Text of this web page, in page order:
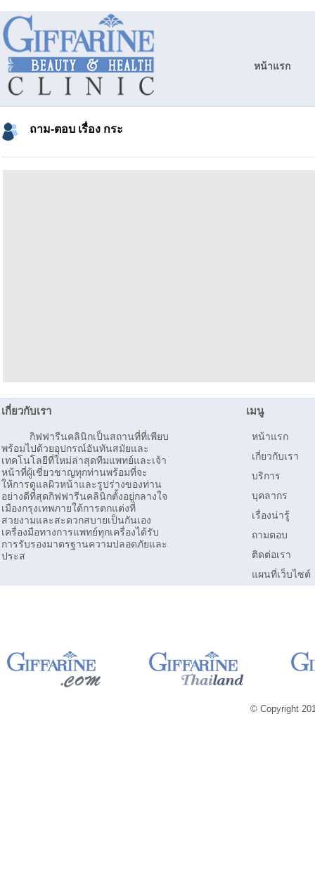
หน้าแรก
ถาม-ตอบ เรื่อง กระ
เกี่ยวกับเรา
กิฟฟารีนคลินิกเป็นสถานที่ที่เพียบ
พร้อมไปด้วยอุปกรณ์อันทันสมัยและ
เทคโนโลยีที่ใหม่ล่าสุดทีมแพทย์และเจ้า
หน้าที่ผู้เชี่ยวชาญทุกท่านพร้อมที่จะ
ให้การดูแลผิวหน้าและรูปร่างของท่าน
อย่างดีที่สุดกิฟฟารีนคลินิกตั้งอยู่กลางใจ
เมืองกรุงเทพภายใต้การตกแต่งที่
สวยงามและสะดวกสบายเป็นกันเอง
เครื่องมือทางการแพทย์ทุกเครื่องได้รับ
การรับรองมาตรฐานความปลอดภัยและ
ประส
เมนู
หน้าแรก
เกี่ยวกับเรา
บริการ
บุคลากร
เรื่องน่ารู้
ถามตอบ
ติดต่อเรา
แผนที่เว็บไซต์
© Copyright